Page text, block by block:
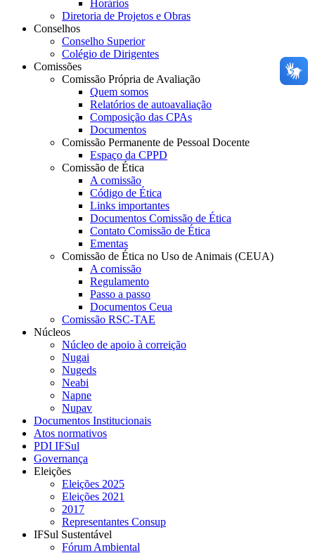
Horários
Diretoria de Projetos e Obras
Conselhos
Conselho Superior
Colégio de Dirigentes
Comissões
Comissão Própria de Avaliação
Quem somos
Relatórios de autoavaliação
Composição das CPAs
Documentos
Comissão Permanente de Pessoal Docente
Espaço da CPPD
Comissão de Ética
A comissão
Código de Ética
Links importantes
Documentos Comissão de Ética
Contato Comissão de Ética
Ementas
Comissão de Ética no Uso de Animais (CEUA)
A comissão
Regulamento
Passo a passo
Documentos Ceua
Comissão RSC-TAE
Núcleos
Núcleo de apoio à correição
Nugai
Nugeds
Neabi
Napne
Nupav
Documentos Institucionais
Atos normativos
PDI IFSul
Governança
Eleições
Eleições 2025
Eleições 2021
2017
Representantes Consup
IFSul Sustentável
Fórum Ambiental